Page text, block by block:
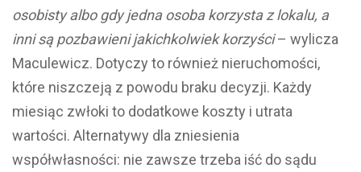
osobisty albo gdy jedna osoba korzysta z lokalu, a
inni są pozbawieni jakichkolwiek korzyści– wylicza
Maculewicz. Dotyczy to również nieruchomości,
które niszczeją z powodu braku decyzji. Każdy
miesiąc zwłoki to dodatkowe koszty i utrata
wartości. Alternatywy dla zniesienia
współwłasności: nie zawsze trzeba iść do sądu